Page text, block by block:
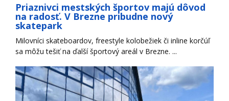
Priaznivci mestských športov majú dôvod
na radosť. V Brezne pribudne nový
skatepark
Milovníci skateboardov, freestyle kolobežiek či inline korčúľ
sa môžu tešiť na ďalší športový areál v Brezne. ...